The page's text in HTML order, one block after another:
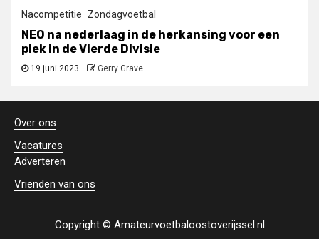
Nacompetitie Zondagvoetbal
NEO na nederlaag in de herkansing voor een
plek in de Vierde Divisie
19 juni 2023 Gerry Grave
Over ons
Vacatures
Adverteren
Vrienden van ons
Copyright © Amateurvoetbaloostoverijssel.nl